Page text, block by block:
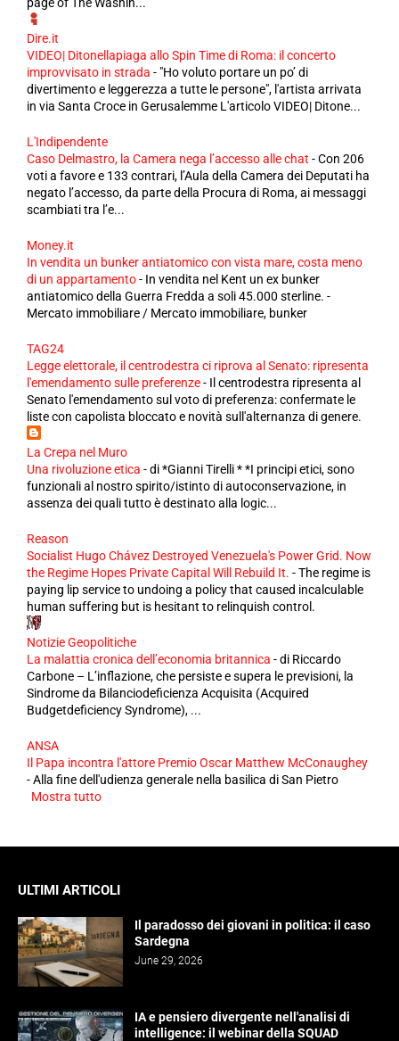
Dire.it
VIDEO| Ditonellapiaga allo Spin Time di Roma: il concerto
improvvisato in strada - "Ho voluto portare un po’ di
divertimento e leggerezza a tutte le persone", l'artista arrivata
in via Santa Croce in Gerusalemme L'articolo VIDEO| Ditone...
L'Indipendente
Caso Delmastro, la Camera nega l’accesso alle chat -Con 206
voti a favore e 133 contrari, l’Aula della Camera dei Deputati ha
negato l’accesso, da parte della Procura di Roma, ai messaggi
scambiati tra l’e...
Money.it
In vendita un bunker antiatomico con vista mare, costa meno
di un appartamento- In vendita nel Kent un ex bunker
antiatomico della Guerra Fredda a soli 45.000 sterline. -
Mercato immobiliare / Mercato immobiliare, bunker
TAG24
Legge elettorale, il centrodestra ci riprova al Senato: ripresenta
l'emendamento sulle preferenze- Il centrodestra ripresenta al
Senato l'emendamento sul voto di preferenza: confermate le
liste con capolista bloccato e novità sull'alternanza di genere.
La Crepa nel Muro
Una rivoluzione etica -di *Gianni Tirelli * *I principi etici, sono
funzionali al nostro spirito/istinto di autoconservazione, in
assenza dei quali tutto è destinato alla logic...
Reason
Socialist Hugo Chávez Destroyed Venezuela's Power Grid. Now
the Regime Hopes Private Capital Will Rebuild It. -The regime is
paying lip service to undoing a policy that caused incalculable
human suffering but is hesitant to relinquish control.
Notizie Geopolitiche
La malattia cronica dell’economia britannica -di Riccardo
Carbone – L’inflazione, che persiste e supera le previsioni, la
Sindrome da Bilanciodeficienza Acquisita (Acquired
Budgetdeficiency Syndrome), ...
ANSA
Il Papa incontra l'attore Premio Oscar Matthew McConaughey
-Alla fine dell'udienza generale nella basilica di San Pietro
Mostra tutto
ULTIMI ARTICOLI
Il paradosso dei giovani in politica: il caso
Sardegna
June 29, 2026
IA e pensiero divergente nell'analisi di
intelligence: il webinar della SQUAD